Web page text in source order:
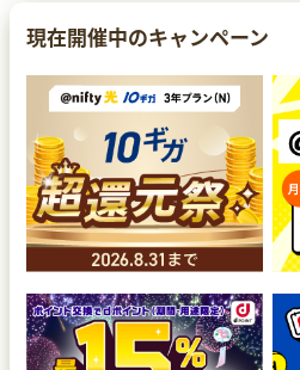
現在開催中のキャンペーン